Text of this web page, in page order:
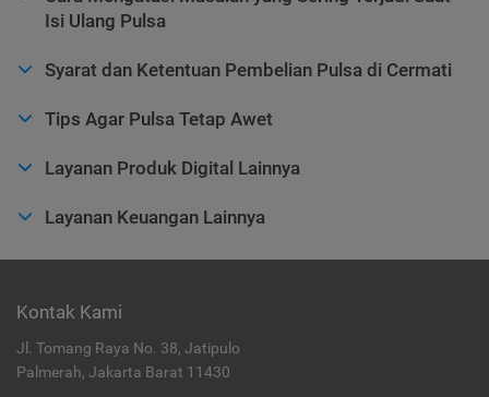
Isi Ulang Pulsa
Syarat dan Ketentuan Pembelian Pulsa di Cermati
Tips Agar Pulsa Tetap Awet
Layanan Produk Digital Lainnya
Layanan Keuangan Lainnya
Kontak Kami
Jl. Tomang Raya No. 38, Jatipulo
Palmerah, Jakarta Barat 11430